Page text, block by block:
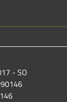
- SO